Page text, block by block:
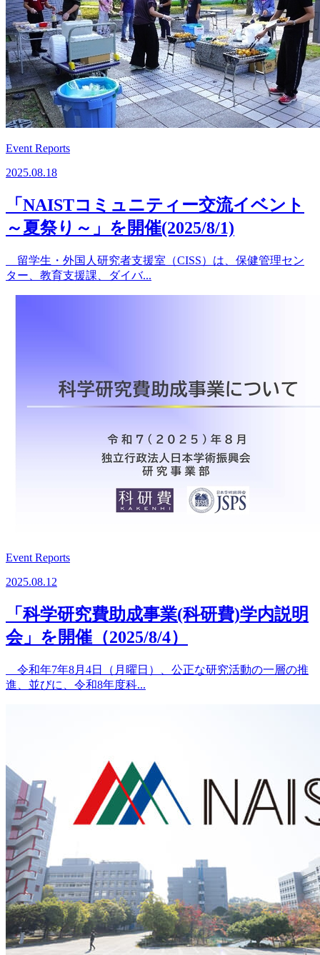
Event Reports
2025.08.18
「NAISTコミュニティー交流イベント
～夏祭り～」を開催(2025/8/1)
留学生・外国人研究者支援室（CISS）は、保健管理セン
ター、教育支援課、ダイバ...
Event Reports
2025.08.12
「科学研究費助成事業(科研費)学内説明
会」を開催（2025/8/4）
令和年7年8月4日（月曜日）、公正な研究活動の一層の推
進、並びに、令和8年度科...